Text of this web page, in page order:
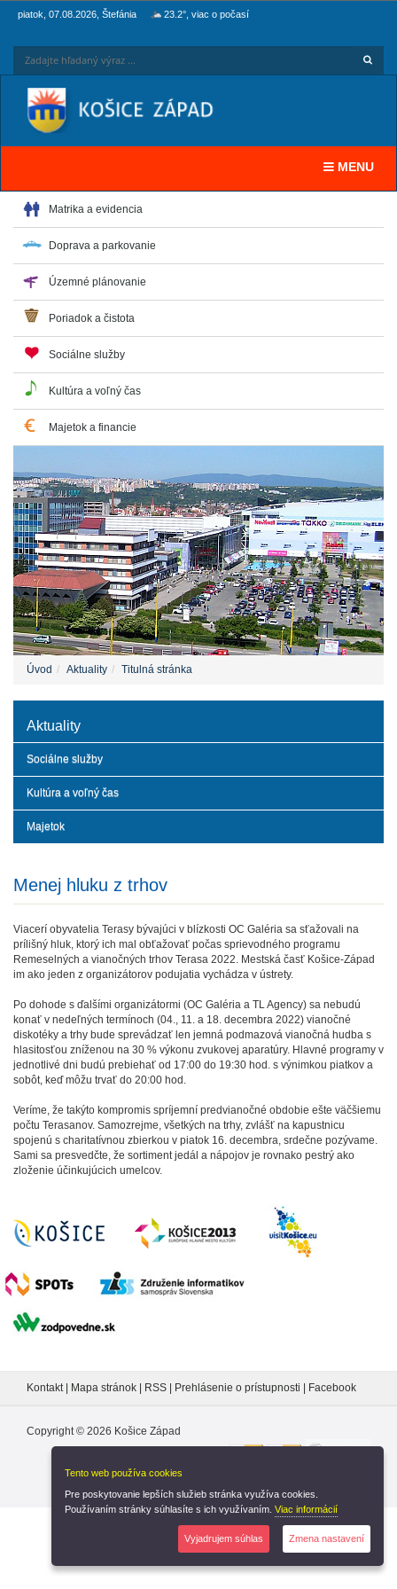
piatok, 07.08.2026, Štefánia 23.2°, viac o počasí
Toggle
MENU
Matrika a evidencia
Doprava a parkovanie
Územné plánovanie
Poriadok a čistota
Sociálne služby
Kultúra a voľný čas
Majetok a financie
Úvod Aktuality Titulná stránka
Aktuality
Sociálne služby
Kultúra a voľný čas
Majetok
Menej hluku z trhov
Viacerí obyvatelia Terasy bývajúci v blízkosti OC Galéria sa sťažovali na
prílišný hluk, ktorý ich mal obťažovať počas sprievodného programu
Remeselných a vianočných trhov Terasa 2022. Mestská časť Košice-Západ
im ako jeden z organizátorov podujatia vychádza v ústrety.
Po dohode s ďalšími organizátormi (OC Galéria a TL Agency) sa nebudú
konať v nedeľných termínoch (04., 11. a 18. decembra 2022) vianočné
diskotéky a trhy bude sprevádzať len jemná podmazová vianočná hudba s
hlasitosťou zníženou na 30 % výkonu zvukovej aparatúry. Hlavné programy v
jednotlivé dni budú prebiehať od 17:00 do 19:30 hod. s výnimkou piatkov a
sobôt, keď môžu trvať do 20:00 hod.
Veríme, že takýto kompromis spríjemní predvianočné obdobie ešte väčšiemu
počtu Terasanov. Samozrejme, všetkých na trhy, zvlášť na kapustnicu
spojenú s charitatívnou zbierkou v piatok 16. decembra, srdečne pozývame.
Sami sa presvedčte, že sortiment jedál a nápojov je rovnako pestrý ako
zloženie účinkujúcich umelcov.
Kontakt | Mapa stránok | RSS | Prehlásenie o prístupnosti | Facebook
Copyright © 2026 Košice Západ
Tento web používa cookies
Pre poskytovanie lepších služieb stránka využíva cookies.
Používaním stránky súhlasíte s ich využívaním. Viac informácií
Vyjadrujem súhlas Zmena nastavení